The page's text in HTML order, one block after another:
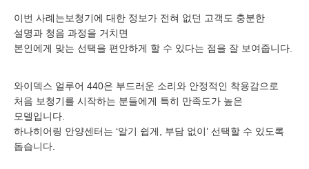
이번 사례는보청기에 대한 정보가 전혀 없던 고객도 충분한
설명과 청음 과정을 거치면
본인에게 맞는 선택을 편안하게 할 수 있다는 점을 잘 보여줍니다.
와이덱스 얼루어 440은 부드러운 소리와 안정적인 착용감으로
처음 보청기를 시작하는 분들에게 특히 만족도가 높은
모델입니다.
하나히어링 안양센터는 ‘알기 쉽게, 부담 없이’ 선택할 수 있도록
돕습니다.